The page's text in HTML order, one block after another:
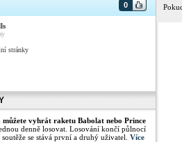
0
stránky
můžete vyhrát raketu Babolat nebo Prince
denně losovat. Losování končí půlnocí
se stává první a druhý uživatel. Více